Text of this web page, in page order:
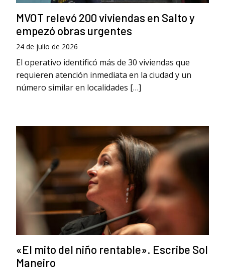
MVOT relevó 200 viviendas en Salto y
empezó obras urgentes
24 de julio de 2026
El operativo identificó más de 30 viviendas que
requieren atención inmediata en la ciudad y un
número similar en localidades […]
«El mito del niño rentable». Escribe Sol
Maneiro